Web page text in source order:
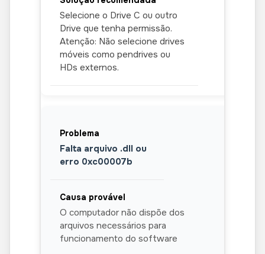
Selecione o Drive C ou outro
Drive que tenha permissão.
Atenção: Não selecione drives
móveis como pendrives ou
HDs externos.
Falta arquivo .dll ou
erro 0xc00007b
O computador não dispõe dos
arquivos necessários para
funcionamento do software